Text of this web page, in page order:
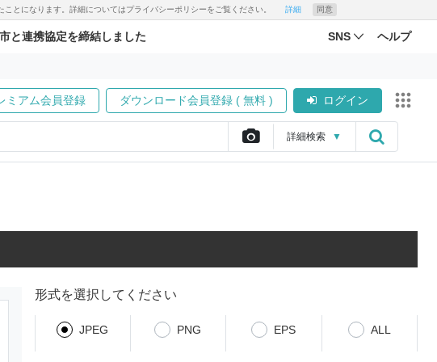
とになります。詳細についてはプライバシーポリシーをご覧ください。 詳細 同意
と連携協定を締結しました SNS ヘルプ
ミアム会員登録 ダウンロード会員登録 ( 無料 ) ログイン
詳細検索 ▼
形式を選択してください
JPEG PNG EPS ALL